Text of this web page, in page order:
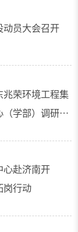
动员大会召开
荣环境工程集
学部）调研洽
心赴济南开
行动